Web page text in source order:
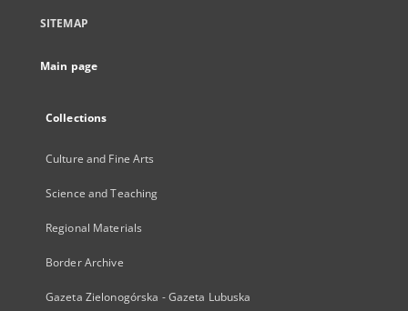
SITEMAP
Main page
Collections
Culture and Fine Arts
Science and Teaching
Regional Materials
Border Archive
Gazeta Zielonogórska - Gazeta Lubuska